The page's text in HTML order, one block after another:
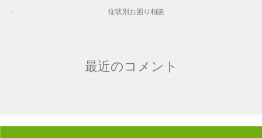
症状別お困り相談
最近のコメント